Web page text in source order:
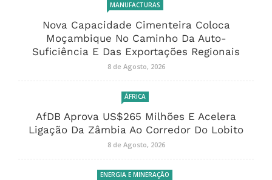
MANUFACTURAS
Nova Capacidade Cimenteira Coloca
Moçambique No Caminho Da Auto-
Suficiência E Das Exportações Regionais
8 de Agosto, 2026
ÁFRICA
AfDB Aprova US$265 Milhões E Acelera
Ligação Da Zâmbia Ao Corredor Do Lobito
8 de Agosto, 2026
ENERGIA E MINERAÇÃO